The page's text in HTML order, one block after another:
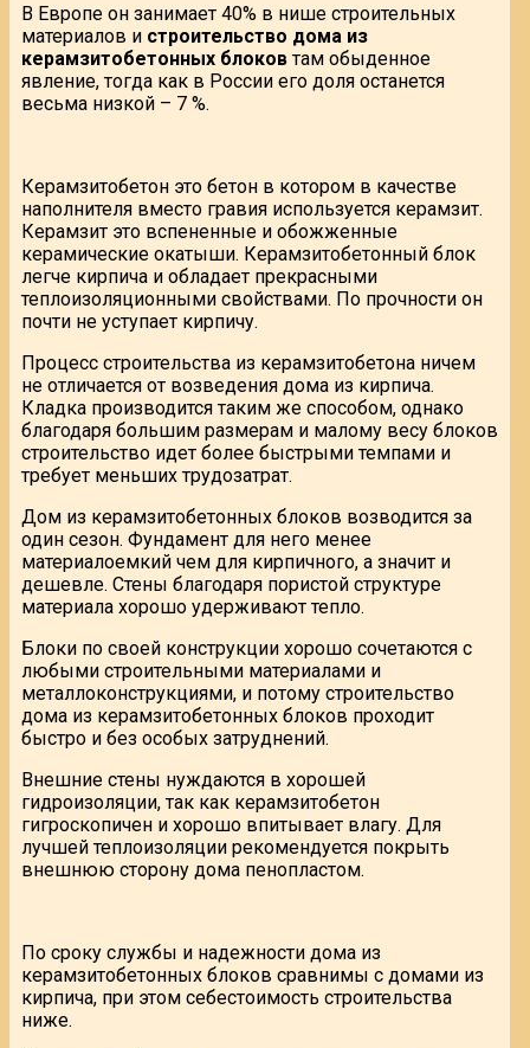
В Европе он занимает 40% в нише строительных
материалов и строительство дома из
керамзитобетонных блоковтам обыденное
явление, тогда как в России его доля останется
весьма низкой – 7 %.
Керамзитобетон это бетон в котором в качестве
наполнителя вместо гравия используется керамзит.
Керамзит это вспененные и обожженные
керамические окатыши. Керамзитобетонный блок
легче кирпича и обладает прекрасными
теплоизоляционными свойствами. По прочности он
почти не уступает кирпичу.
Процесс строительства из керамзитобетона ничем
не отличается от возведения дома из кирпича.
Кладка производится таким же способом, однако
благодаря большим размерам и малому весу блоков
строительство идет более быстрыми темпами и
требует меньших трудозатрат.
Дом из керамзитобетонных блоков возводится за
один сезон. Фундамент для него менее
материалоемкий чем для кирпичного, а значит и
дешевле. Стены благодаря пористой структуре
материала хорошо удерживают тепло.
Блоки по своей конструкции хорошо сочетаются с
любыми строительными материалами и
металлоконструкциями, и потому строительство
дома из керамзитобетонных блоков проходит
быстро и без особых затруднений.
Внешние стены нуждаются в хорошей
гидроизоляции, так как керамзитобетон
гигроскопичен и хорошо впитывает влагу. Для
лучшей теплоизоляции рекомендуется покрыть
внешнюю сторону дома пенопластом.
По сроку службы и надежности дома из
керамзитобетонных блоков сравнимы с домами из
кирпича, при этом себестоимость строительства
ниже.